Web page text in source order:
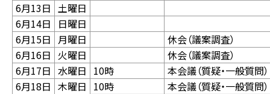
6月13日 土曜日
6月14日
日曜日
6月15日 月曜日
休会（議案調査）
6月16日 火曜日
休会（議案調査）
6月17日 水曜日 10時
本会議（質疑・一般質問）
6月18日 木曜日 10時
本会議（質疑・一般質問）